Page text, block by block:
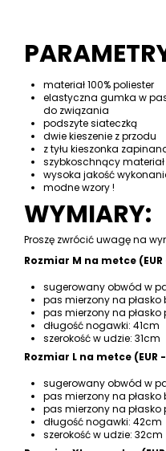
materiał 100% poliester
elastyczna gumka w
do związania
podszyte siateczką
dwie kieszenie z przodu
z tyłu kieszonka
szybkoschnący materiał
wysoka jakość
modne wzory !
WYMIARY:
Proszę zwrócić uwagę na
Rozmiar M na metce (EUR
sugerowany obwód w
pas mierzony na
pas mierzony na
długość nogawki: 41cm
szerokość w udzie: 31cm
Rozmiar L na metce (EUR
sugerowany obwód w
pas mierzony na
pas mierzony na
długość nogawki: 42cm
szerokość w udzie: 32cm